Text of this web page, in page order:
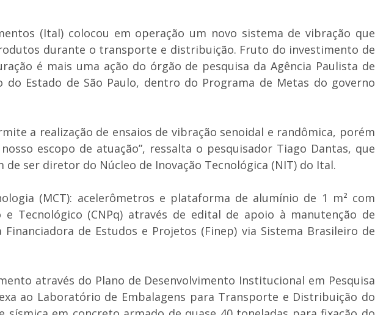
(Ital) colocou em operação um novo sistema de vibração que
durante o transporte e distribuição. Fruto do investimento de
é mais uma ação do órgão de pesquisa da Agência Paulista de
Estado de São Paulo, dentro do Programa de Metas do governo
a realização de ensaios de vibração senoidal e randômica, porém
escopo de atuação”, ressalta o pesquisador Tiago Dantas, que
ser diretor do Núcleo de Inovação Tecnológica (NIT) do Ital.
(MCT): acelerômetros e plataforma de alumínio de 1 m² com
Tecnológico (CNPq) através de edital de apoio à manutenção de
de Estudos e Projetos (Finep) via Sistema Brasileiro de
através do Plano de Desenvolvimento Institucional em Pesquisa
ao Laboratório de Embalagens para Transporte e Distribuição do